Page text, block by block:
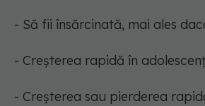
- Să fii însărcinată, mai ales
- Creșterea rapidă în
- Creșterea sau pierderea